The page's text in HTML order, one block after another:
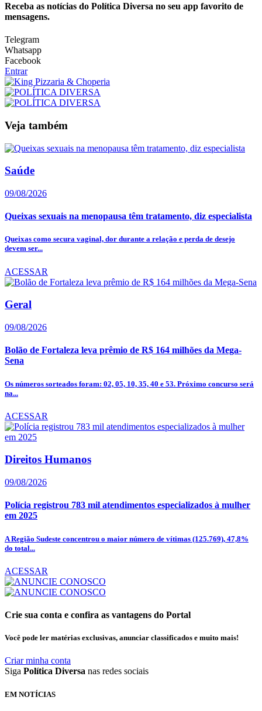
Receba as notícias do Política Diversa no seu app favorito de
mensagens.
Telegram
Whatsapp
Facebook
Entrar
Veja também
Saúde
09/08/2026
Queixas sexuais na menopausa têm tratamento, diz especialista
Queixas como secura vaginal, dor durante a relação e perda de desejo
devem ser...
ACESSAR
Geral
09/08/2026
Bolão de Fortaleza leva prêmio de R$ 164 milhões da Mega-
Sena
Os números sorteados foram: 02, 05, 10, 35, 40 e 53. Próximo concurso será
na...
ACESSAR
Direitos Humanos
09/08/2026
Polícia registrou 783 mil atendimentos especializados à mulher
em 2025
A Região Sudeste concentrou o maior número de vítimas (125.769), 47,8%
do total...
ACESSAR
Crie sua conta e confira as vantagens do Portal
Você pode ler matérias exclusivas, anunciar classificados e muito mais!
Criar minha conta
Siga Política Diversa nas redes sociais
EM NOTÍCIAS